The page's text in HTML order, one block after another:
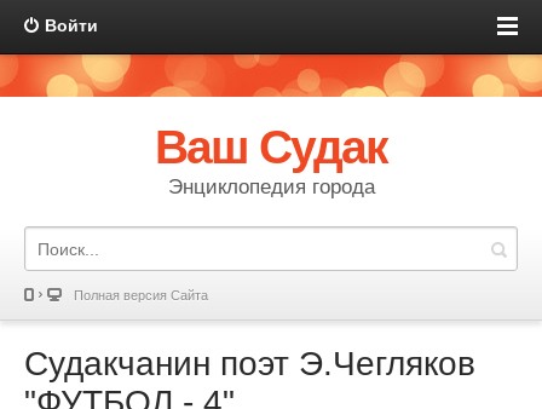
Войти
Ваш Судак
Энциклопедия города
Полная версия Сайта
Судакчанин поэт Э.Чегляков